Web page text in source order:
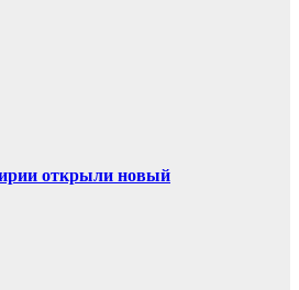
открыли новый